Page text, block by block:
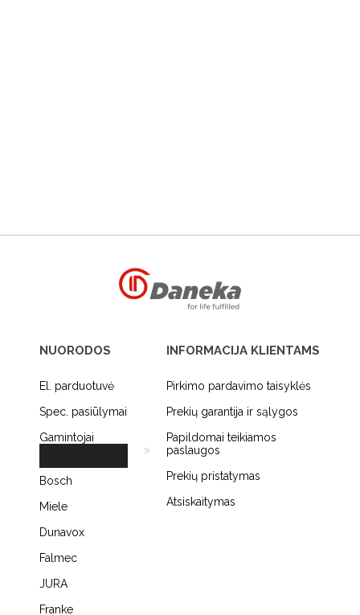
NUORODOS
El. parduotuvė
Spec. pasiūlymai
Gamintojai
Bosch
Miele
Dunavox
Falmec
JURA
Franke
INFORMACIJA KLIENTAMS
Pirkimo pardavimo taisyklės
Prekių garantija ir sąlygos
Papildomai teikiamos
paslaugos
Prekių pristatymas
Atsiskaitymas